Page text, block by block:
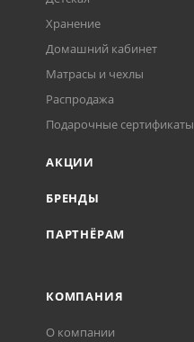
Хранение
Домашний кабинет
Матрасы и чехлы
Распродажа
Подарочные сертификаты
АКЦИИ
БРЕНДЫ
ПАРТНЁРАМ
КОМПАНИЯ
О компании